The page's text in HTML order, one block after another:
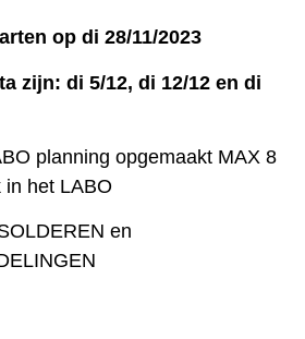
op di 28/11/2023
zijn: di 5/12, di 12/12 en di
planning opgemaakt MAX 8
in het LABO
en